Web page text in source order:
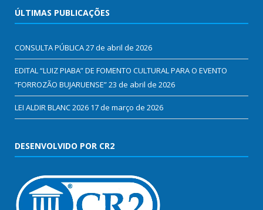
ÚLTIMAS PUBLICAÇÕES
CONSULTA PÚBLICA27 de abril de 2026
EDITAL “LUIZ PIABA” DE FOMENTO CULTURAL PARA O EVENTO
“FORROZÃO BUJARUENSE”23 de abril de 2026
LEI ALDIR BLANC 2026 17 de março de 2026
DESENVOLVIDO POR CR2